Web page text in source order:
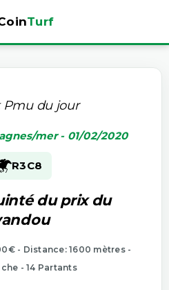
Turf
Pmu du jour
mer - 01/02/2020
R3C8
du prix du
- Distance: 1600 mètres -
- 14 Partants